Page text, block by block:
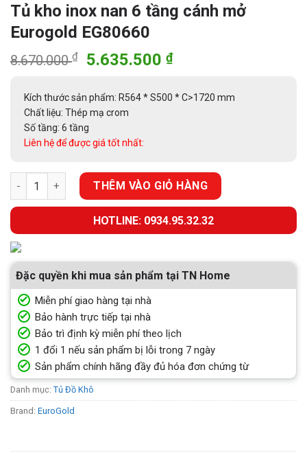
Tủ kho inox nan 6 tầng cánh mở
Eurogold EG80660
8.670.000₫
Giá
là:
8.670.000 ₫.
5.635.500 ₫Giá
tại
Kích thước sản phẩm: R564 * S500 * C>1720 mm
Chất liệu: Thép mạ crom
Số tầng: 6 tầng
Liên hệ để được giá tốt nhất:
Tủ kho inox nan 6 tầng cánh mở Eurogold EG80660 số lượng
THÊM VÀO GIỎ HÀNG
HOTLINE: 0934.95.32.32
Đặc quyền khi mua sản phẩm tại TN Home
Miễn phí giao hàng tại nhà
Bảo hành trực tiếp tại nhà
Bảo trì định kỳ miễn phí theo lịch
1 đổi 1 nếu sản phẩm bị lỗi trong 7 ngày
Sản phẩm chính hãng đầy đủ hóa đơn chứng từ
Danh mục: Tủ Đồ Khô
Brand: EuroGold